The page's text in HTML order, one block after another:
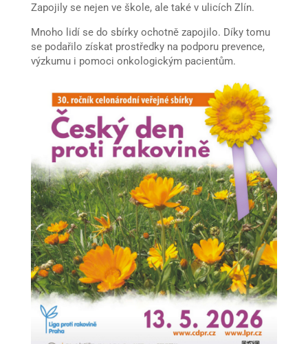
Zapojily se nejen ve škole, ale také v ulicích Zlín.
Mnoho lidí se do sbírky ochotně zapojilo. Díky tomu
se podařilo získat prostředky na podporu prevence,
výzkumu i pomoci onkologickým pacientům.